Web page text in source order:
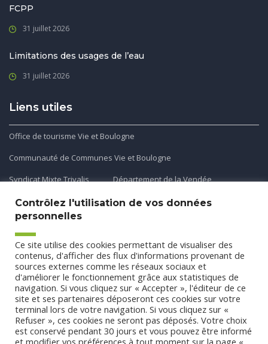
FCPP
31 juillet 2026
Limitations des usages de l’eau
31 juillet 2026
Liens utiles
Office de tourisme Vie et Boulogne
Communauté de Communes Vie et Boulogne
Syndicat Mixte Trivalis
Département de la Vendée
Application mobile
Découvrez et téléchargez l'application gratuite mobile Ma
Commune et Moi pour recevoir les alertes et les actualités
de votre commune.
Contrôlez l'utilisation de vos données
personnelles
Ce site utilise des cookies permettant de visualiser des
contenus, d'afficher des flux d'informations provenant de
sources externes comme les réseaux sociaux et
d'améliorer le fonctionnement grâce aux statistiques de
navigation. Si vous cliquez sur « Accepter », l'éditeur de ce
site et ses partenaires déposeront ces cookies sur votre
terminal lors de votre navigation. Si vous cliquez sur «
Refuser », ces cookies ne seront pas déposés. Votre choix
est conservé pendant 30 jours et vous pouvez être informé
et modifier vos préférences à tout moment sur la page «